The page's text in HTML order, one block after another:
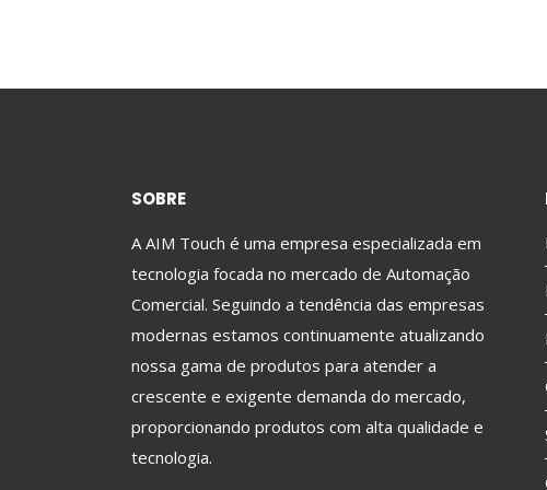
SOBRE
A AIM Touch é uma empresa especializada em
tecnologia focada no mercado de Automação
Comercial. Seguindo a tendência das empresas
modernas estamos continuamente atualizando
nossa gama de produtos para atender a
crescente e exigente demanda do mercado,
proporcionando produtos com alta qualidade e
tecnologia.